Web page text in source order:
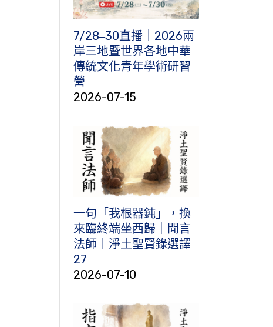
7/28‒30直播｜2026兩
岸三地暨世界各地中華
傳統文化青年學術研習
營
2026-07-15
一句「我根器鈍」，換
來臨終端坐西歸｜聞言
法師｜淨土聖賢錄選譯
27
2026-07-10